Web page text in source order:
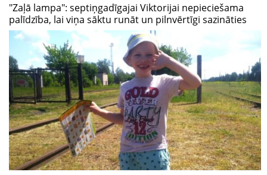
"Zaļā lampa": septiņgadīgajai Viktorijai nepieciešama
palīdzība, lai viņa sāktu runāt un pilnvērtīgi sazināties